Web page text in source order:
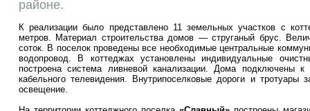
районе.
К реализации было представлено 11 земельных участков с
метров. Материал строительства домов — струганый брус.
соток. В поселок проведены все необходимые центральные
водопровод. В коттеджах установлены индивидуальные
построена система ливневой канализации. Дома подключены
кабельного телевидения. Внутрипоселковые дороги и тротуары
освещение.